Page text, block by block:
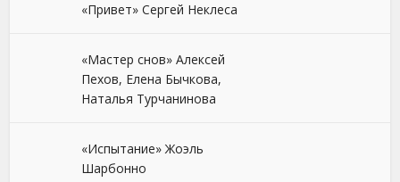
«Привет» Сергей Неклеса
«Мастер снов» Алексей
Пехов, Елена Бычкова,
Наталья Турчанинова
«Испытание» Жоэль
Шарбонно